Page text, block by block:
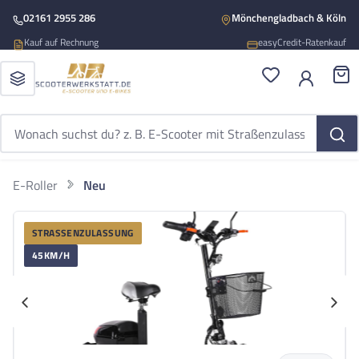
Zum Hauptinhalt springen
Kauf auf Rechnung easyCredit-Ratenkauf
Mönchengladbach & Köln
02161 2955 286
Du hast 0
E-Roller Neu
Rolektro E-Joy 45 Li-Io
Rolektro E-Joy 45 Li-Io 45kmh/1000W/20Ah/120kg/50km SW E-Roller
Bildergalerie überspringen
STRASSENZULASSUNG
45KM/H